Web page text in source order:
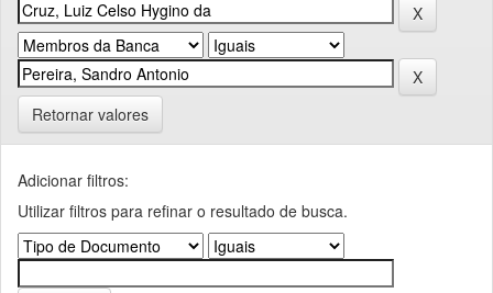
Retornar valores
Adicionar filtros:
Utilizar filtros para refinar o resultado de busca.